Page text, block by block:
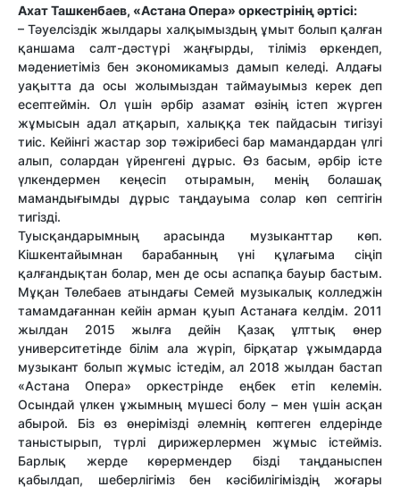
Ахат Ташкенбаев, «Астана Опера» оркестрінің әртісі:
– Тәуелсіздік жылдары халқымыздың ұмыт болып қалған
қаншама салт-дәстүрі жаңғырды, тіліміз өркендеп,
мәдениетіміз бен экономикамыз дамып келеді. Алдағы
уақытта да осы жолымыздан таймауымыз керек деп
есептеймін. Ол үшін әрбір азамат өзінің істеп жүрген
жұмысын адал атқарып, халыққа тек пайдасын тигізуі
тиіс. Кейінгі жастар зор тәжірибесі бар мамандардан үлгі
алып, солардан үйренгені дұрыс. Өз басым, әрбір істе
үлкендермен кеңесіп отырамын, менің болашақ
мамандығымды дұрыс таңдауыма солар көп септігін
тигізді.
Туысқандарымның арасында музыканттар көп.
Кішкентайымнан барабанның үні құлағыма сіңіп
қалғандықтан болар, мен де осы аспапқа бауыр бастым.
Мұқан Төлебаев атындағы Семей музыкалық колледжін
тамамдағаннан кейін арман қуып Астанаға келдім. 2011
жылдан 2015 жылға дейін Қазақ ұлттық өнер
университетінде білім ала жүріп, бірқатар ұжымдарда
музыкант болып жұмыс істедім, ал 2018 жылдан бастап
«Астана Опера» оркестрінде еңбек етіп келемін.
Осындай үлкен ұжымның мүшесі болу – мен үшін асқан
абырой. Біз өз өнерімізді әлемнің көптеген елдерінде
таныстырып, түрлі дирижерлермен жұмыс істейміз.
Барлық жерде көрермендер бізді таңданыспен
қабылдап, шеберлігіміз бен кәсібилігіміздің жоғары